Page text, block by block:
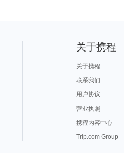
关于携程
关于携程
联系我们
用户协议
营业执照
携程内容中心
Trip.com Group